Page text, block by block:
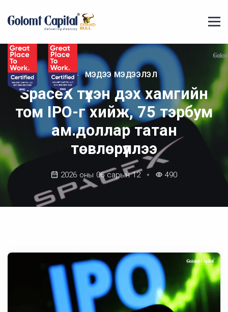
МЭДЭЭ МЭДЭЭЛЭЛ
SpaceX түүхэн дэх хамгийн
том IPO-г хийж, 75 тэрбум
ам.доллар татан
төвлөрүүллээ
2026 оны 06 сарын 12 490